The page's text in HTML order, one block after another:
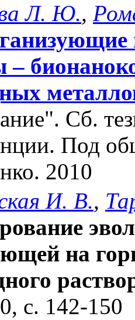
Л. Ю.,
–
Cб.
Под
2010
И. В.,
на
с. 142-150